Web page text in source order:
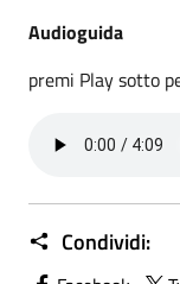
Audioguida
premi Play sotto
Condividi: